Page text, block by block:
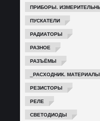
ПРИБОРЫ.
ПУСКАТЕЛИ
РАДИАТОРЫ
РАЗНОЕ
РАЗЪЁМЫ
_РАСХОДНИК. МАТЕРИАЛЫ
РЕЗИСТОРЫ
РЕЛЕ
СВЕТОДИОДЫ